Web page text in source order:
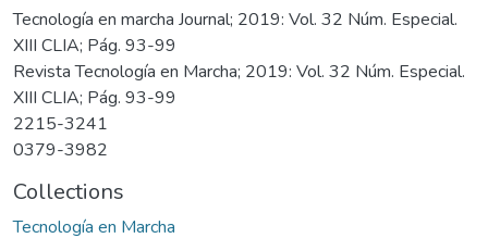
Tecnología en marcha Journal; 2019: Vol. 32 Núm. Especial.
XIII CLIA; Pág. 93-99
Revista Tecnología en Marcha; 2019: Vol. 32 Núm. Especial.
XIII CLIA; Pág. 93-99
2215-3241
0379-3982
Collections
Tecnología en Marcha